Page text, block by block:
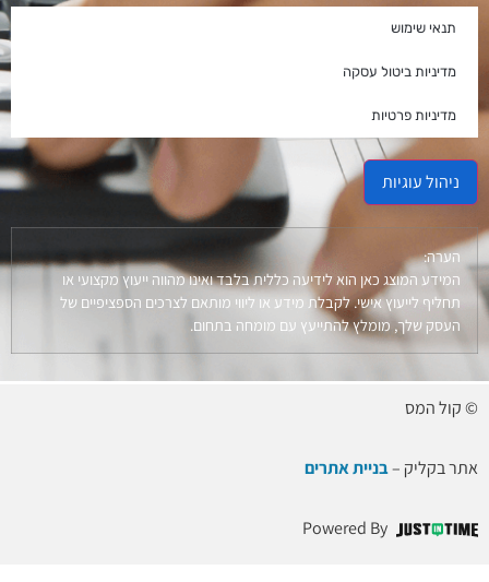
תנאי שימוש
מדיניות ביטול עסקה
מדיניות פרטיות
ניהול עוגיות
הערה:
המידע המוצג כאן הוא לידיעה כללית בלבד ואינו מהווה ייעוץ מקצועי או
תחליף לייעוץ אישי. לקבלת מידע או ליווי מותאם לצרכים הספציפיים של
העסק שלך, מומלץ להתייעץ עם מומחה בתחום.
© קול המס
אתר בקליק – בניית אתרים
Powered By